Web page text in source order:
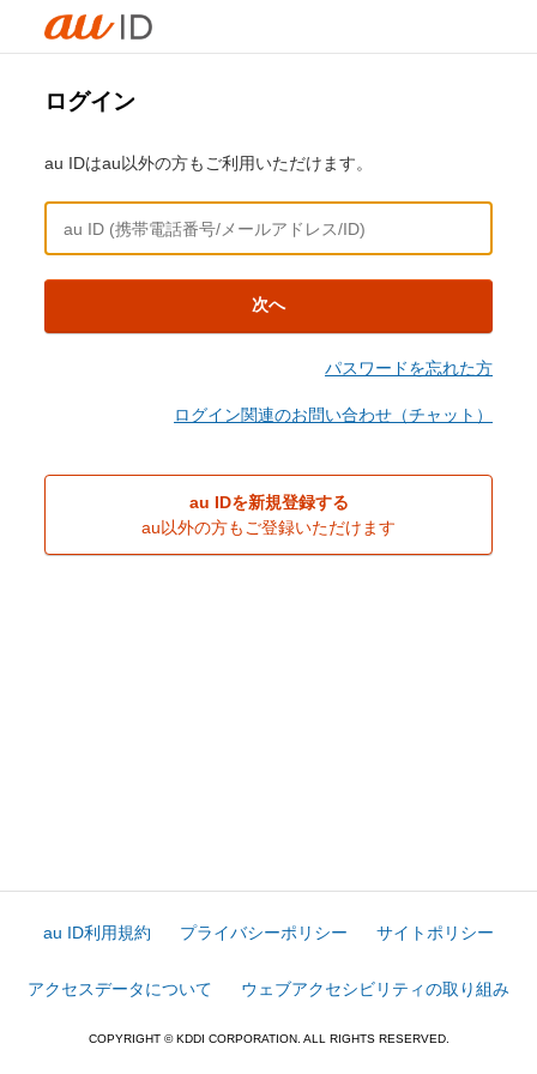
ログイン
au IDはau以外の方もご利用いただけます。
次へ
パスワードを忘れた方
ログイン関連のお問い合わせ（チャット）
au IDを新規登録する
au以外の方もご登録いただけます
au ID利用規約 プライバシーポリシー サイトポリシー
アクセスデータについて ウェブアクセシビリティの取り組み
COPYRIGHT © KDDI CORPORATION. ALL RIGHTS RESERVED.